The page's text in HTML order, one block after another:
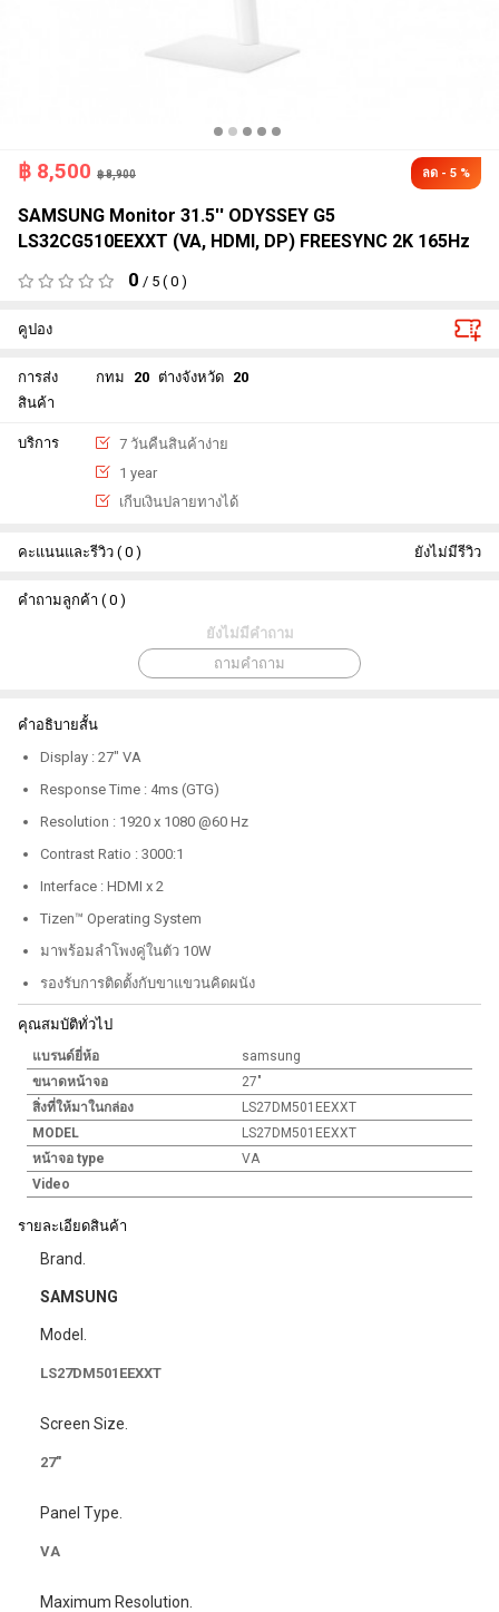
฿ 8,500 ฿ 8,900 ลด - 5 %
SAMSUNG Monitor 31.5'' ODYSSEY G5
LS32CG510EEXXT (VA, HDMI, DP) FREESYNC 2K 165Hz
0 / 5 ( 0 )
คูปอง
การส่ง
สินค้า
กทม 20 ต่างจังหวัด 20
บริการ
7 วันคืนสินค้าง่าย
1 year
เกีบเงินปลายทางได้
คะแนนและรีวิว ( 0 ) ยังไม่มีรีวิว
คำถามลูกค้า ( 0 )
ยังไม่มีคำถาม
ถามคำถาม
คำอธิบายสั้น
Display : 27" VA
Response Time : 4ms (GTG)
Resolution : 1920 x 1080 @60 Hz
Contrast Ratio : 3000:1
Interface : HDMI x 2
Tizen™ Operating System
มาพร้อมลำโพงคู่ในตัว 10W
รองรับการติดตั้งกับขาแขวนคิดผนัง
คุณสมบัติทั่วไป
แบรนด์ยี่ห้อ
samsung
ขนาดหน้าจอ
27"
สิ่งที่ให้มาในกล่อง
LS27DM501EEXXT
MODEL
LS27DM501EEXXT
หน้าจอ type
VA
Video
รายละเอียดสินค้า
Brand.
SAMSUNG
Model.
LS27DM501EEXXT
Screen Size.
27"
Panel Type.
VA
Maximum Resolution.